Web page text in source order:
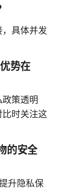
具体并发
势在
策透明
时关注这
的安全
升隐私保